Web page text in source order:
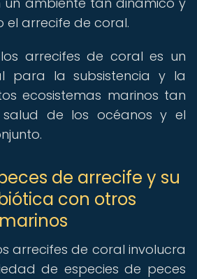
arrecife de coral.
arrecifes de coral es un
para la subsistencia y la
ecosistemas marinos tan
de los océanos y el
de arrecife y su
con otros
arrecifes de coral involucra
de especies de peces